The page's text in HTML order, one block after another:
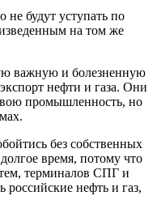
не будут уступать по
на том же
важную и болезненную
нефти и газа. Они
промышленность, но
без собственных
время, потому что
терминалов СПГ и
российские нефть и газ,